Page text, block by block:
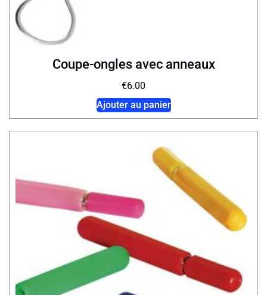
Coupe-ongles avec anneaux
€6.00
Ajouter au panier